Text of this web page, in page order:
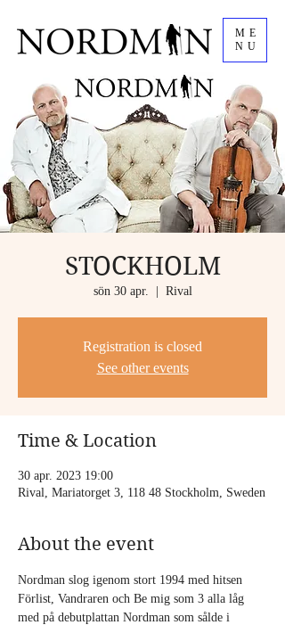
ME
NU
STOCKHOLM
sön 30 apr. Rival
Registration is closed
See other events
Time & Location
30 apr. 2023 19:00
Rival, Mariatorget 3, 118 48 Stockholm, Sweden
About the event
Nordman slog igenom stort 1994 med hitsen
Förlist, Vandraren och Be mig som 3 alla låg
med på debutplattan Nordman som sålde i